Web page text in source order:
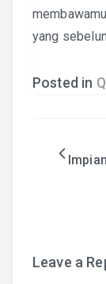
yang
Posted in
Post
Leave a